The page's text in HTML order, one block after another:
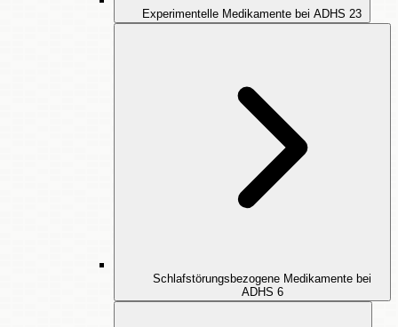
Experimentelle Medikamente bei ADHS 23
Schlafstörungsbezogene Medikamente bei
ADHS 6